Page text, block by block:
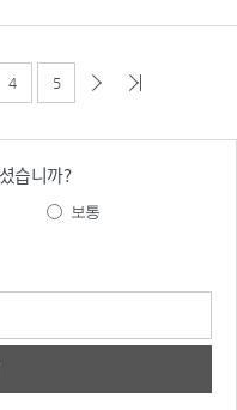
4 5
습니까?
보통